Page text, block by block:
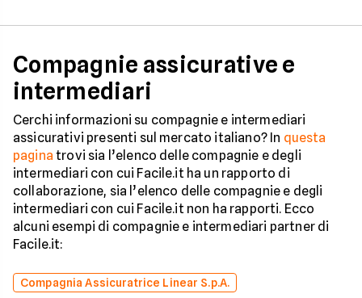
Compagnie assicurative e
intermediari
Cerchi informazioni su compagnie e intermediari
assicurativi presenti sul mercato italiano? In questa
pagina trovi sia l’elenco delle compagnie e degli
intermediari con cui Facile.it ha un rapporto di
collaborazione, sia l’elenco delle compagnie e degli
intermediari con cui Facile.it non ha rapporti. Ecco
alcuni esempi di compagnie e intermediari partner di
Facile.it:
Compagnia Assicuratrice Linear S.p.A.